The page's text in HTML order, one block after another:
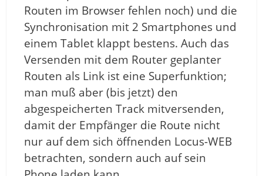
Routen im Browser fehlen noch) und die
Synchronisation mit 2 Smartphones und
einem Tablet klappt bestens. Auch das
Versenden mit dem Router geplanter
Routen als Link ist eine Superfunktion;
man muß aber (bis jetzt) den
abgespeicherten Track mitversenden,
damit der Empfänger die Route nicht
nur auf dem sich öffnenden Locus-WEB
betrachten, sondern auch auf sein